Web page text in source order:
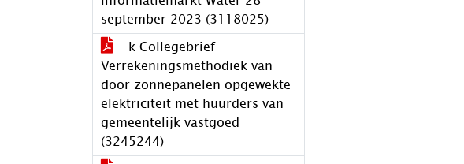
september 2023 (3118025)
k Collegebrief
Verrekeningsmethodiek van
door zonnepanelen opgewekte
elektriciteit met huurders van
gemeentelijk vastgoed
(3245244)